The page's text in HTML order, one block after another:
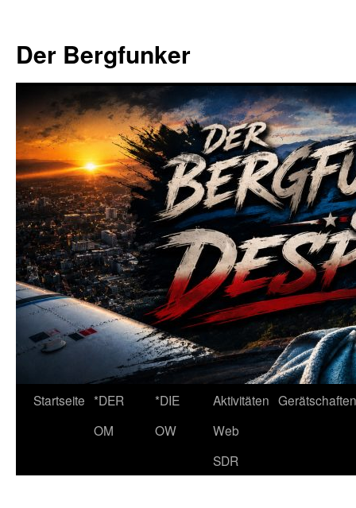
springen
Der Bergfunker
Startseite *DER
OM
*DIE
OW
Aktivitäten Gerätschaften
Web
SDR